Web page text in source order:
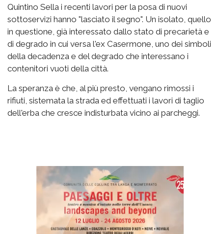
Quintino Sella i recenti lavori per la posa di nuovi
sottoservizi hanno "lasciato il segno". Un isolato, quello
in questione, già interessato dallo stato di precarietà e
di degrado in cui versa l'ex Casermone, uno dei simboli
della decadenza e del degrado che interessano i
contenitori vuoti della città.
La speranza è che, al più presto, vengano rimossi i
rifiuti, sistemata la strada ed effettuati i lavori di taglio
dell'erba che cresce indisturbata vicino ai parcheggi.